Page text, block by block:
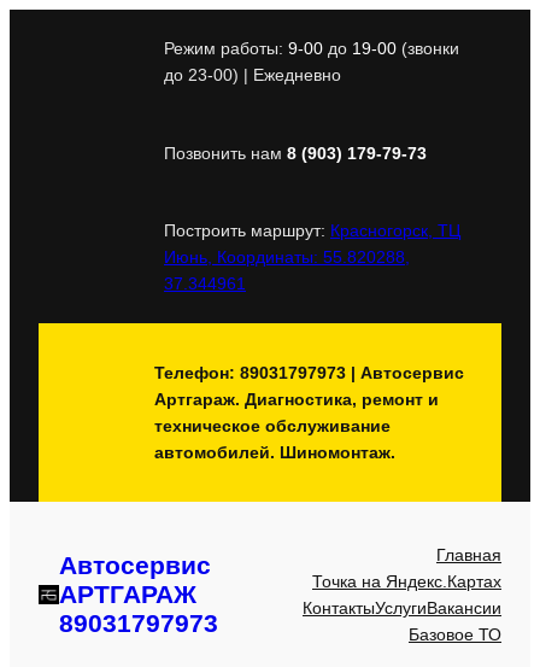
Режим работы: 9-00 до 19-00 (звонки
до 23-00) | Ежедневно
Позвонить нам 8 (903) 179-79-73
Построить маршрут: Красногорск, ТЦ
Июнь, Координаты: 55.820288,
37.344961
Телефон: 89031797973 | Автосервис
Артгараж. Диагностика, ремонт и
техническое обслуживание
автомобилей. Шиномонтаж.
Автосервис
АРТГАРАЖ
89031797973
Главная
Точка на Яндекс.Картах
КонтактыУслугиВакансии
Базовое ТО